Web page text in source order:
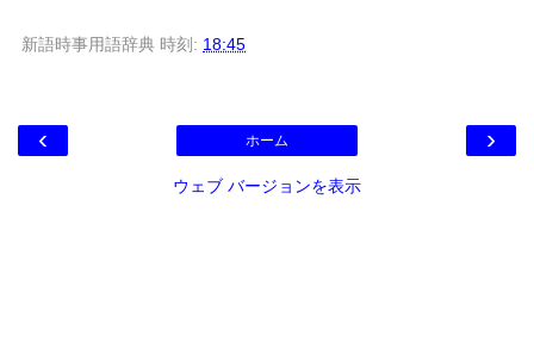
新語時事用語辞典 時刻: 18:45
‹ ›
ホーム
ウェブ バージョンを表示